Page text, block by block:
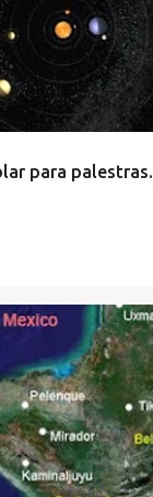
para palestras.